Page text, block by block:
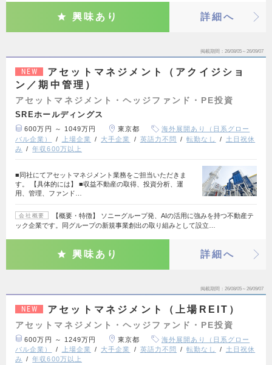
興味あり 詳細へ
掲載期間 26/08/05～26/09/07
NEW
アセットマネジメント（アクイジショ
ン／期中管理）
アセットマネジメント・ヘッジファンド・PE投資
SREホールディングス
600万円 ～ 1049万円 東京都
海外展開あり（日系グロー
バル企業）
上場企業 大手企業 英語力不問 転勤なし
土日祝休
み
年収600万以上
■同社にてアセットマネジメント業務をご担当いただきま
す。 【具体的には】 ■収益不動産の取得、投資分析、運
用、管理、ファンド…
会社概要
【概要・特徴】 ソニーグループ発、AIの活用に強みを持つ不動産テ
ック企業です。同グループの新規事業創出の取り組みとして設立…
興味あり 詳細へ
掲載期間 26/08/05～26/09/07
NEW アセットマネジメント（上場REIT）
アセットマネジメント・ヘッジファンド・PE投資
600万円 ～ 1249万円 東京都
海外展開あり（日系グロー
バル企業）
上場企業 大手企業 英語力不問 転勤なし
土日祝休
み
年収600万以上